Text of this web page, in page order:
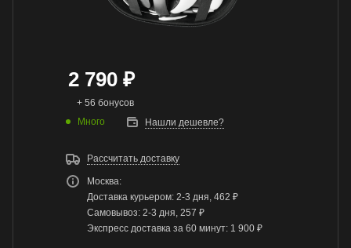
2 790 ₽
+ 56 бонусов
Много
Нашли дешевле?
Рассчитать доставку
Москва:
Доставка курьером: 2-3 дня, 462 ₽
Самовывоз: 2-3 дня, 257 ₽
Экспресс доставка за 60 минут: 1 900 ₽